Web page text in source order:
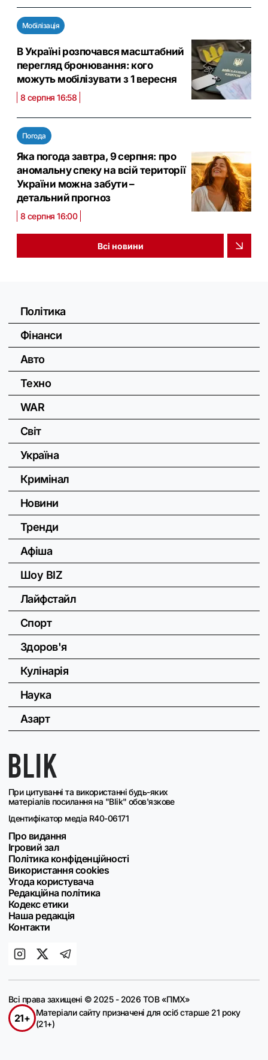
Мобілізація
В Україні розпочався масштабний
перегляд бронювання: кого
можуть мобілізувати з 1 вересня
8 серпня 16:58
Погода
Яка погода завтра, 9 серпня: про
аномальну спеку на всій території
України можна забути –
детальний прогноз
8 серпня 16:00
Всі новини
При цитуванні та використанні будь-яких
матеріалів посилання на "Blik" обов'язкове
Ідентифікатор медіа R40-06171
Про видання
Ігровий зал
Політика конфіденційності
Використання cookies
Угода користувача
Редакційна політика
Кодекс етики
Наша редакція
Контакти
Політика
Фінанси
Авто
Техно
WAR
Світ
Україна
Кримінал
Новини
Тренди
Афіша
Шоу BIZ
Лайфстайл
Спорт
Здоров'я
Кулінарія
Наука
Азарт
Всі права захищені © 2025 - 2026 ТОВ «ПМХ»
21+
Матеріали сайту призначені для осіб старше 21 року
(21+)